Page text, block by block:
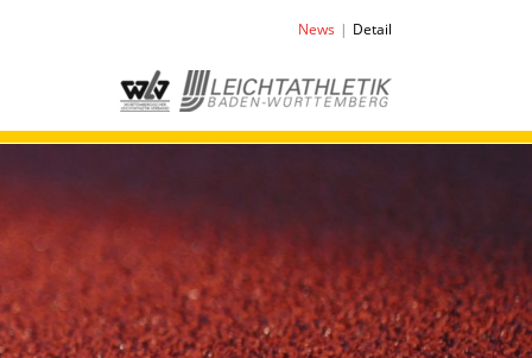
News Detail